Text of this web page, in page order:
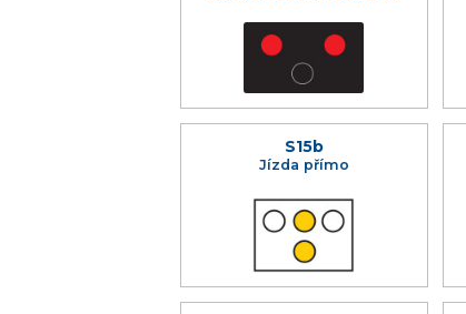
S15b
Jízda přímo